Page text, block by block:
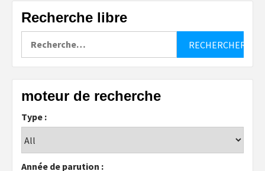
Recherche libre
moteur de recherche
Type :
Année de parution :